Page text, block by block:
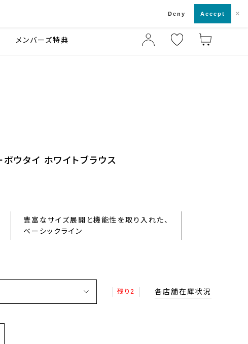
メンバーズ特典
ウタイ ホワイトブラウス
豊富なサイズ展開と機能性を取り入れた、
ベーシックライン
残り2 各店舗在庫状況
Deny Accept ×